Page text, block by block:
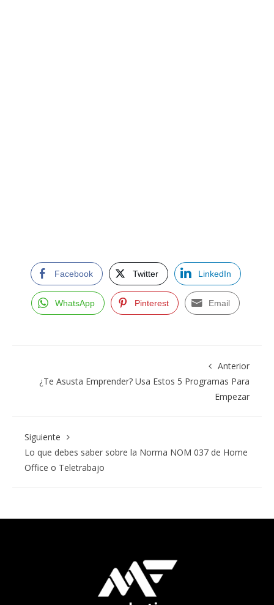
Facebook Twitter LinkedIn
WhatsApp Pinterest Email
Anterior
¿Te Asusta Emprender? Usa Estos 5 Programas Para
Empezar
Siguiente
Lo que debes saber sobre la Norma NOM 037 de Home
Office o Teletrabajo